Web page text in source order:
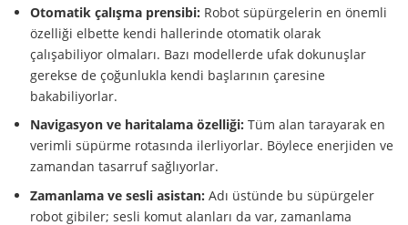
Otomatik çalışma prensibi: Robot süpürgelerin en önemli
özelliği elbette kendi hallerinde otomatik olarak
çalışabiliyor olmaları. Bazı modellerde ufak dokunuşlar
gerekse de çoğunlukla kendi başlarının çaresine
bakabiliyorlar.
Navigasyon ve haritalama özelliği: Tüm alan tarayarak en
verimli süpürme rotasında ilerliyorlar. Böylece enerjiden ve
zamandan tasarruf sağlıyorlar.
Zamanlama ve sesli asistan: Adı üstünde bu süpürgeler
robot gibiler; sesli komut alanları da var, zamanlama